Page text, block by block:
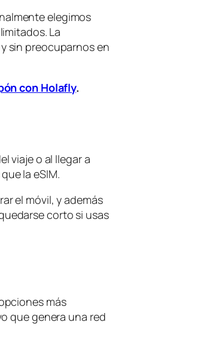
elegimos
La
sin preocuparnos en
con Holafly.
viaje o al llegar a
la eSIM.
el móvil, y además
corto si usas
más
que genera una red